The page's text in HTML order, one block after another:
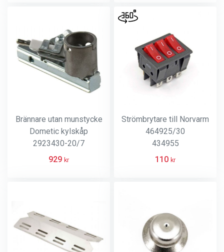
Brännare utan munstycke
Dometic kylskåp
2923430-20/7
929 kr
Strömbrytare till Norvarm
464925/30
434955
110 kr